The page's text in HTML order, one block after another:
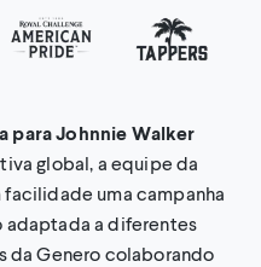
para Johnnie Walker
global, a equipe da
uma campanha
a diferentes
da Genero colaborando